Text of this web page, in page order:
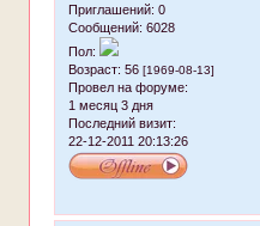
Приглашений: 0
Сообщений: 6028
Пол:
Возраст: 56 [1969-08-13]
Провел на форуме:
1 месяц 3 дня
Последний визит:
22-12-2011 20:13:26